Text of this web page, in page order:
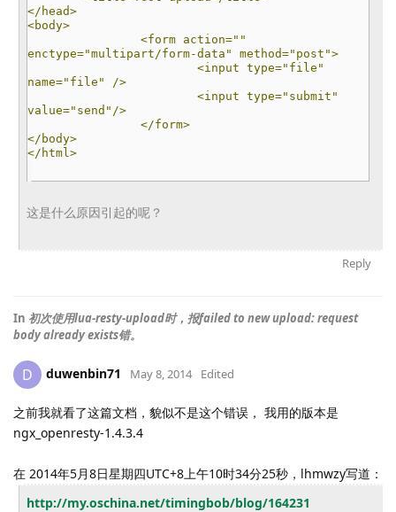
</head>
<body>
<form action=""
enctype="multipart/form-data" method="post">
<input type="file"
name="file" />
<input type="submit"
value="send"/>
</form>
</body>
</html>
这是什么原因引起的呢？
Reply
In 初次使用lua-resty-upload时，报failed to new upload: request
body already exists错。
D duwenbin71 May 8, 2014 Edited
之前我就看了这篇文档，貌似不是这个错误， 我用的版本是
ngx_openresty-1.4.3.4
在 2014年5月8日星期四UTC+8上午10时34分25秒，lhmwzy写道：
http://my.oschina.net/timingbob/blog/164231